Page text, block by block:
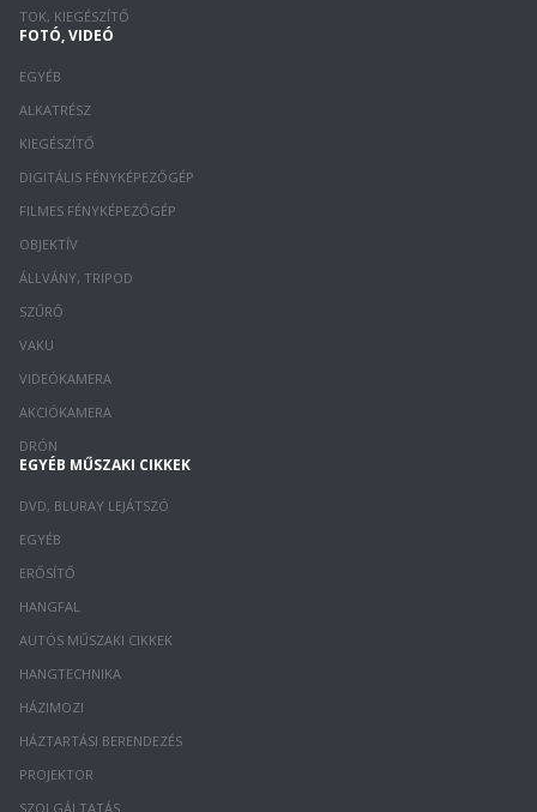
TOK, KIEGÉSZÍTŐ
FOTÓ, VIDEÓ
EGYÉB
ALKATRÉSZ
KIEGÉSZÍTŐ
DIGITÁLIS FÉNYKÉPEZŐGÉP
FILMES FÉNYKÉPEZŐGÉP
OBJEKTÍV
ÁLLVÁNY, TRIPOD
SZŰRŐ
VAKU
VIDEÓKAMERA
AKCIÓKAMERA
DRÓN
EGYÉB MŰSZAKI CIKKEK
DVD, BLURAY LEJÁTSZÓ
EGYÉB
ERŐSÍTŐ
HANGFAL
AUTÓS MŰSZAKI CIKKEK
HANGTECHNIKA
HÁZIMOZI
HÁZTARTÁSI BERENDEZÉS
PROJEKTOR
SZOLGÁLTATÁS